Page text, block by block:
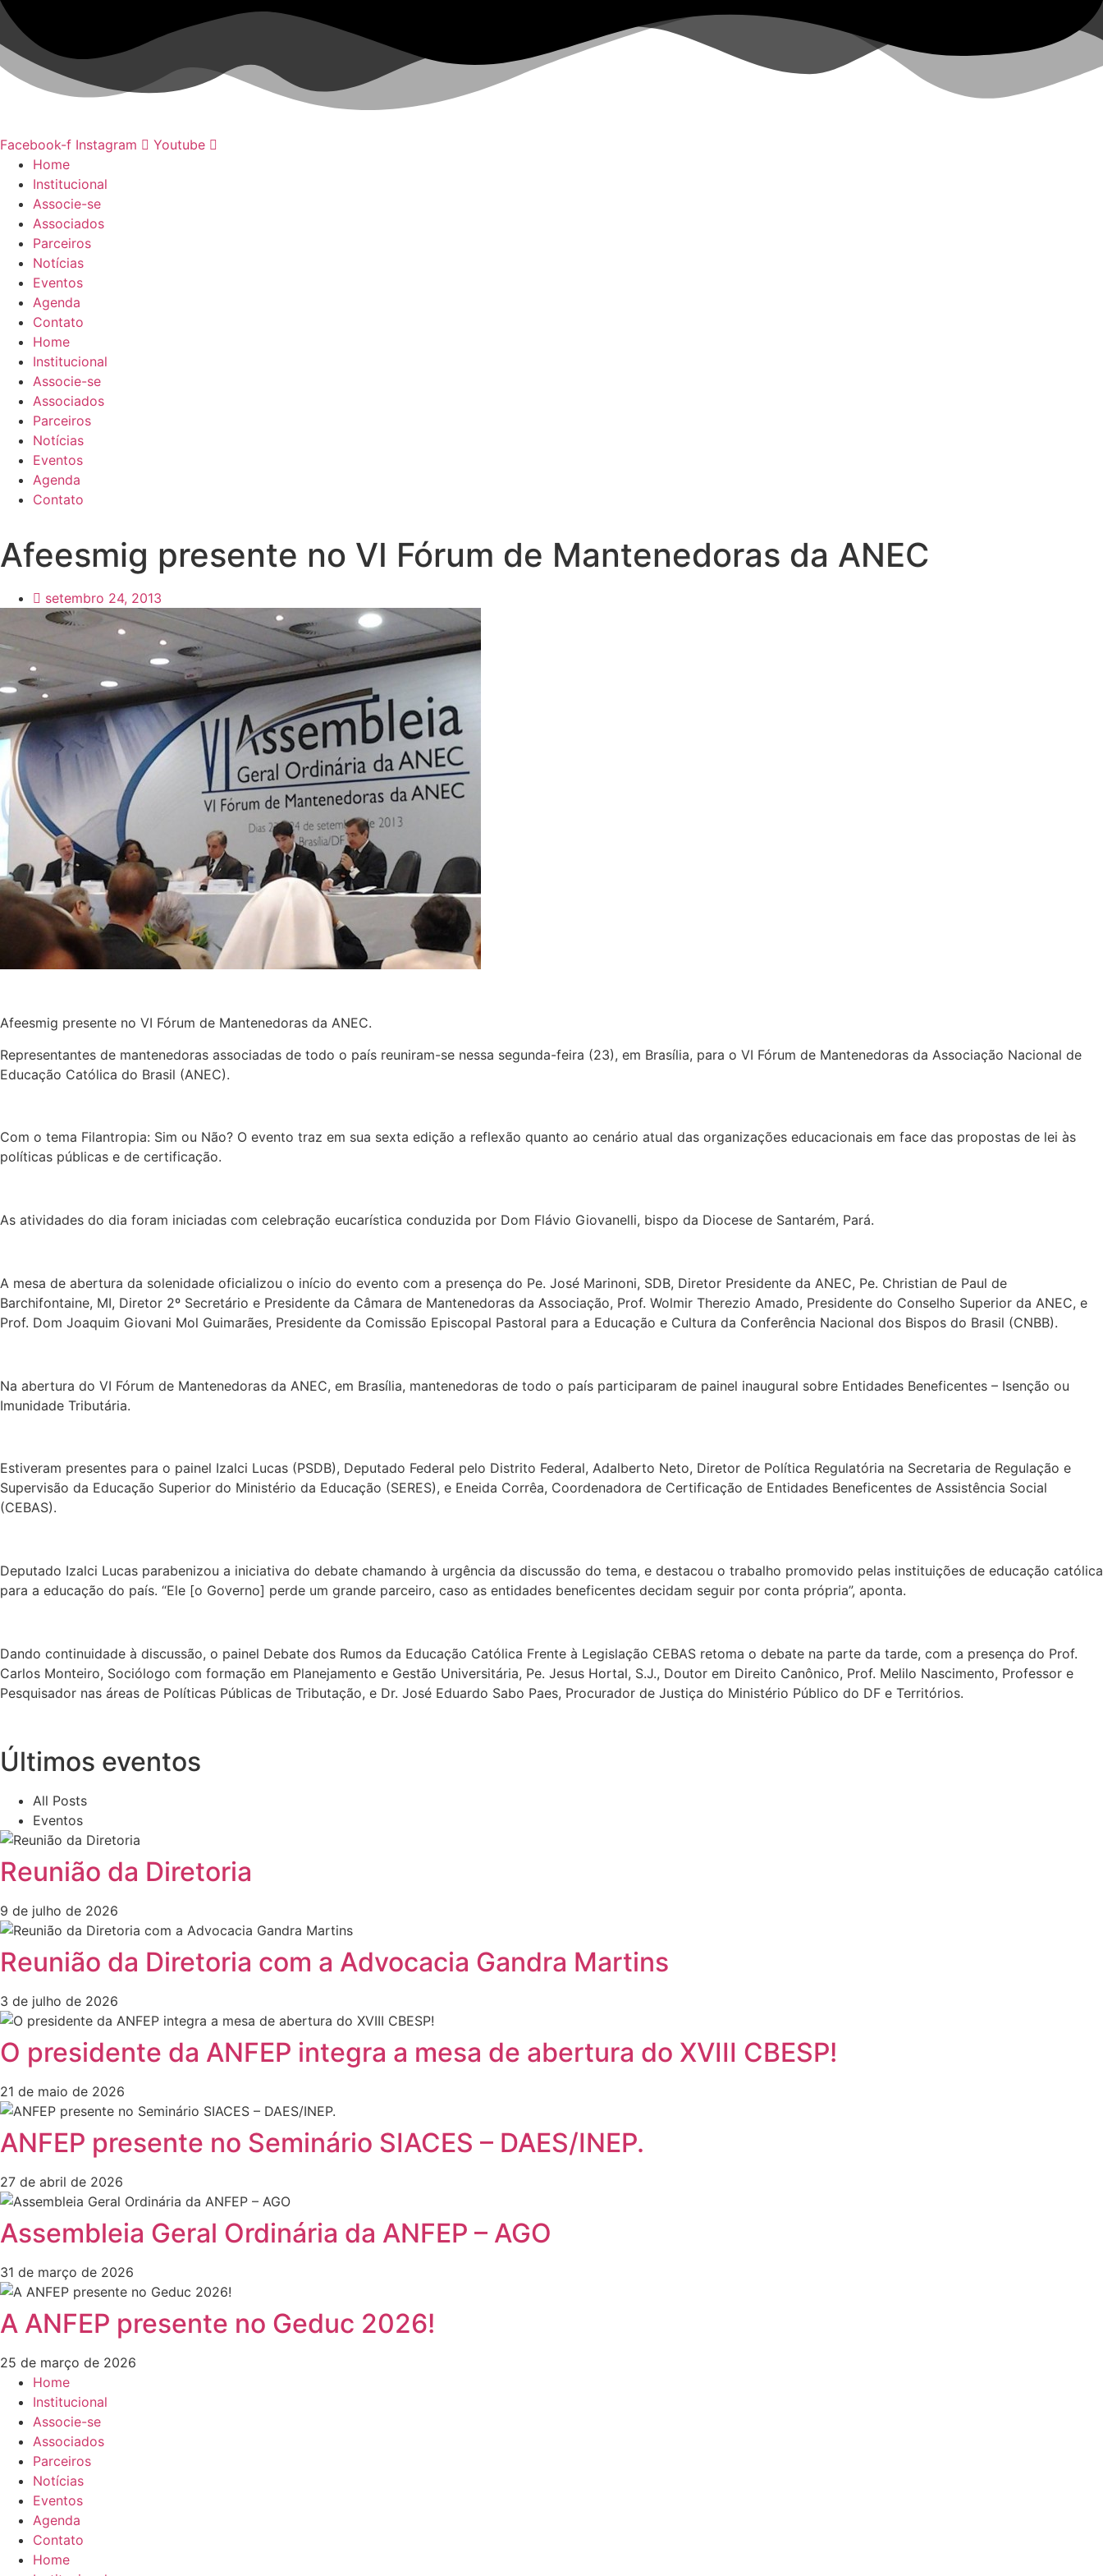
Ir
para
o
conteúdo
Facebook-f Instagram
Youtube
Home
Institucional
Associe-se
Associados
Parceiros
Notícias
Eventos
Agenda
Contato
Home
Institucional
Associe-se
Associados
Parceiros
Notícias
Eventos
Agenda
Contato
Afeesmig presente no VI Fórum de Mantenedoras da ANEC
setembro 24, 2013
Afeesmig presente no VI Fórum de Mantenedoras da ANEC.
Representantes de mantenedoras associadas de todo o país reuniram-se nessa segunda-feira (23), em Brasília, para o VI Fórum de Mantenedoras da Associação Nacional de
Educação Católica do Brasil (ANEC).
Com o tema Filantropia: Sim ou Não? O evento traz em sua sexta edição a reflexão quanto ao cenário atual das organizações educacionais em face das propostas de lei às
políticas públicas e de certificação.
As atividades do dia foram iniciadas com celebração eucarística conduzida por Dom Flávio Giovanelli, bispo da Diocese de Santarém, Pará.
A mesa de abertura da solenidade oficializou o início do evento com a presença do Pe. José Marinoni, SDB, Diretor Presidente da ANEC, Pe. Christian de Paul de
Barchifontaine, MI, Diretor 2º Secretário e Presidente da Câmara de Mantenedoras da Associação, Prof. Wolmir Therezio Amado, Presidente do Conselho Superior da ANEC, e
Prof. Dom Joaquim Giovani Mol Guimarães, Presidente da Comissão Episcopal Pastoral para a Educação e Cultura da Conferência Nacional dos Bispos do Brasil (CNBB).
Na abertura do VI Fórum de Mantenedoras da ANEC, em Brasília, mantenedoras de todo o país participaram de painel inaugural sobre Entidades Beneficentes – Isenção ou
Imunidade Tributária.
Estiveram presentes para o painel Izalci Lucas (PSDB), Deputado Federal pelo Distrito Federal, Adalberto Neto, Diretor de Política Regulatória na Secretaria de Regulação e
Supervisão da Educação Superior do Ministério da Educação (SERES), e Eneida Corrêa, Coordenadora de Certificação de Entidades Beneficentes de Assistência Social
(CEBAS).
Deputado Izalci Lucas parabenizou a iniciativa do debate chamando à urgência da discussão do tema, e destacou o trabalho promovido pelas instituições de educação católica
para a educação do país. “Ele [o Governo] perde um grande parceiro, caso as entidades beneficentes decidam seguir por conta própria”, aponta.
Dando continuidade à discussão, o painel Debate dos Rumos da Educação Católica Frente à Legislação CEBAS retoma o debate na parte da tarde, com a presença do Prof.
Carlos Monteiro, Sociólogo com formação em Planejamento e Gestão Universitária, Pe. Jesus Hortal, S.J., Doutor em Direito Canônico, Prof. Melilo Nascimento, Professor e
Pesquisador nas áreas de Políticas Públicas de Tributação, e Dr. José Eduardo Sabo Paes, Procurador de Justiça do Ministério Público do DF e Territórios.
Últimos eventos
All Posts
Eventos
Reunião da Diretoria
9 de julho de 2026
Reunião da Diretoria com a Advocacia Gandra Martins
3 de julho de 2026
O presidente da ANFEP integra a mesa de abertura do XVIII CBESP!
21 de maio de 2026
ANFEP presente no Seminário SIACES – DAES/INEP.
27 de abril de 2026
Assembleia Geral Ordinária da ANFEP – AGO
31 de março de 2026
A ANFEP presente no Geduc 2026!
25 de março de 2026
Home
Institucional
Associe-se
Associados
Parceiros
Notícias
Eventos
Agenda
Contato
Home